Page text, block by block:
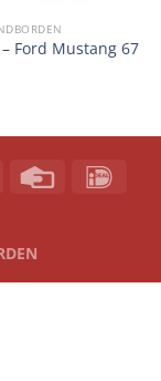
Ford Mustang 67